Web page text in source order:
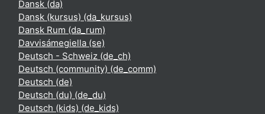
Dansk ‎(da)‎
Dansk (kursus) ‎(da_kursus)‎
Dansk Rum ‎(da_rum)‎
Davvisámegiella ‎(se)‎
Deutsch - Schweiz ‎(de_ch)‎
Deutsch (community) ‎(de_comm)‎
Deutsch ‎(de)‎
Deutsch (du) ‎(de_du)‎
Deutsch (kids) ‎(de_kids)‎